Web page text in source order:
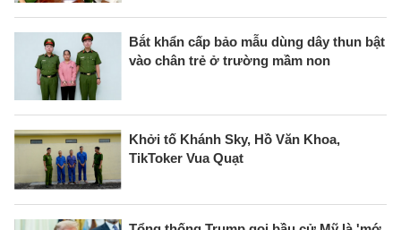
Bắt khẩn cấp bảo mẫu dùng dây thun bật
vào chân trẻ ở trường mầm non
Khởi tố Khánh Sky, Hồ Văn Khoa,
TikToker Vua Quạt